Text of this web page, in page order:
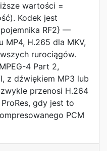
wartości =
Kodek jest
RF2} —
H.265 dla MKV,
rurociągów.
4 Part 2,
z dźwiękiem MP3 lub
przenosi H.264
gdy jest to
PCM